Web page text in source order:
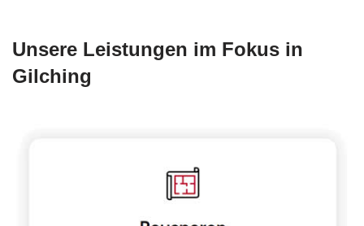
Unsere Leistungen im Fokus in
Gilching